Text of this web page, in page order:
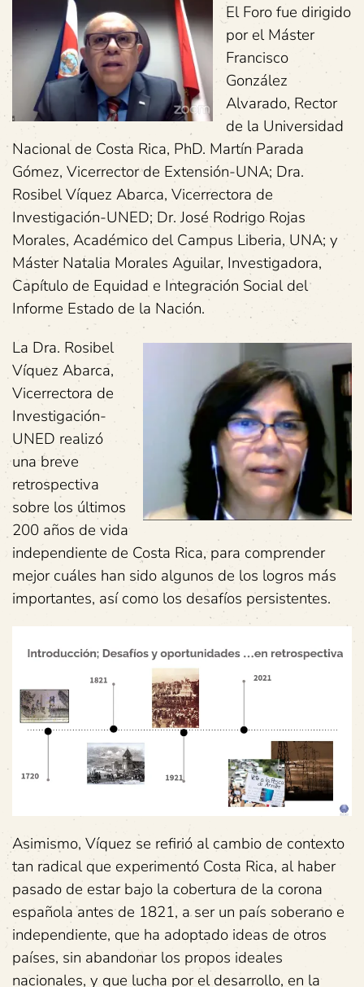
El Foro fue dirigido
por el Máster
Francisco
González
Alvarado, Rector
de la Universidad
Nacional de Costa Rica, PhD. Martín Parada
Gómez, Vicerrector de Extensión-UNA; Dra.
Rosibel Víquez Abarca, Vicerrectora de
Investigación-UNED; Dr. José Rodrigo Rojas
Morales, Académico del Campus Liberia, UNA; y
Máster Natalia Morales Aguilar, Investigadora,
Capítulo de Equidad e Integración Social del
Informe Estado de la Nación.
La Dra. Rosibel
Víquez Abarca,
Vicerrectora de
Investigación-
UNED realizó
una breve
retrospectiva
sobre los últimos
200 años de vida
independiente de Costa Rica, para comprender
mejor cuáles han sido algunos de los logros más
importantes, así como los desafíos persistentes.
Asimismo, Víquez se refirió al cambio de contexto
tan radical que experimentó Costa Rica, al haber
pasado de estar bajo la cobertura de la corona
española antes de 1821, a ser un país soberano e
independiente, que ha adoptado ideas de otros
países, sin abandonar los propos ideales
nacionales, y que lucha por el desarrollo, en la